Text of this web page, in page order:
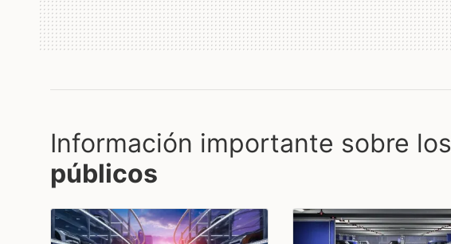
Información importante sobre los
públicos